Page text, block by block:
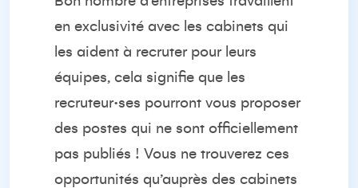
en exclusivité avec les cabinets qui
les aident à recruter pour leurs
équipes, cela signifie que les
recruteur·ses pourront vous proposer
des postes qui ne sont officiellement
pas publiés ! Vous ne trouverez ces
opportunités qu’auprès des cabinets